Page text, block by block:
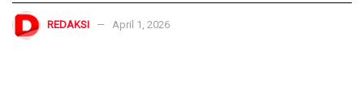
REDAKSI April 1, 2026